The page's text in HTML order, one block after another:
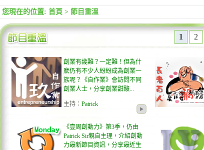
您現在的位置: 首頁 > 節目重溫
1 2
創業有幾難？一定難！但為什
麼仍有不少人紛紛成為創業一
族呢？《自作業》會訪問不同
創業人士，分享創業甜酸...
主持 ： Patrick
《壹周創動力》第3季，仍由
Patrick Sir親自主理，介紹創動
力最新節目資訊，分享最近生